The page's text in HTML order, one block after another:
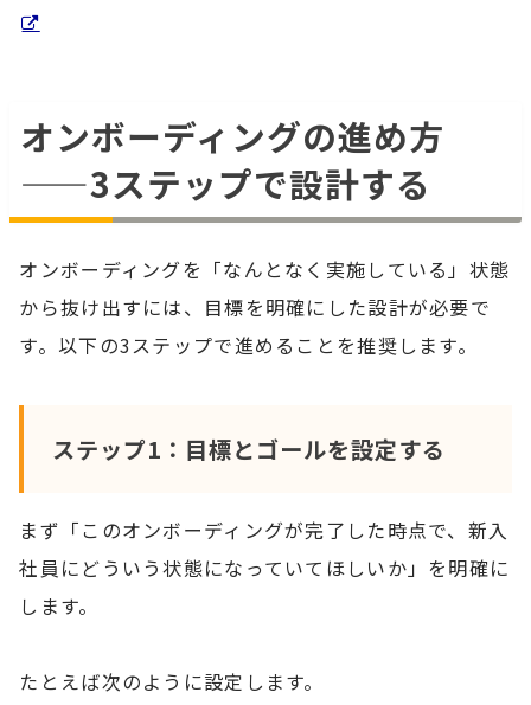
オンボーディングの進め方
——3ステップで設計する
オンボーディングを「なんとなく実施している」状態
から抜け出すには、目標を明確にした設計が必要で
す。以下の3ステップで進めることを推奨します。
ステップ1：目標とゴールを設定する
まず「このオンボーディングが完了した時点で、新入
社員にどういう状態になっていてほしいか」を明確に
します。
たとえば次のように設定します。